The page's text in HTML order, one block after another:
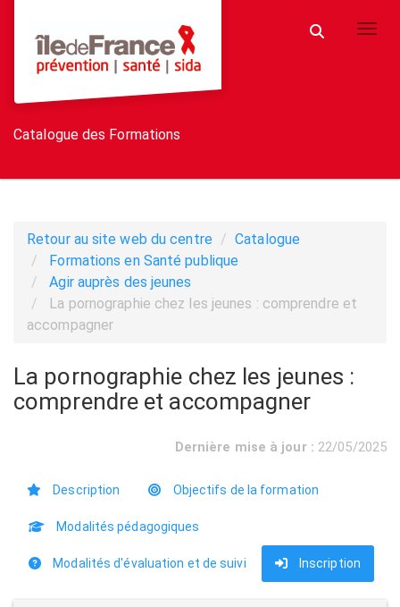
Catalogue des Formations
Retour au site web du centre
Catalogue
Formations en Santé publique
Agir auprès des jeunes
La pornographie chez les jeunes : comprendre et
accompagner
La pornographie chez les jeunes :
comprendre et accompagner
Dernière mise à jour : 22/05/2025
Description Objectifs de la formation
Modalités pédagogiques
Modalités d'évaluation et de suivi Inscription